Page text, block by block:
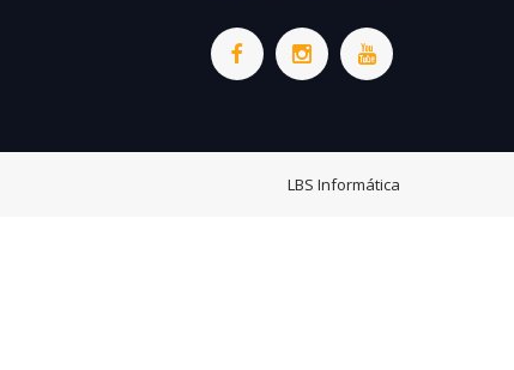
LBS Informática